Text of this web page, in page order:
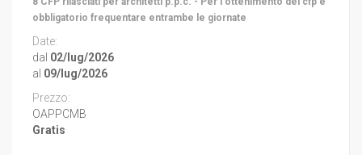
obbligatorio frequentare entrambe le giornate
dal 02/lug/2026
al 09/lug/2026
OAPPCMB
Gratis